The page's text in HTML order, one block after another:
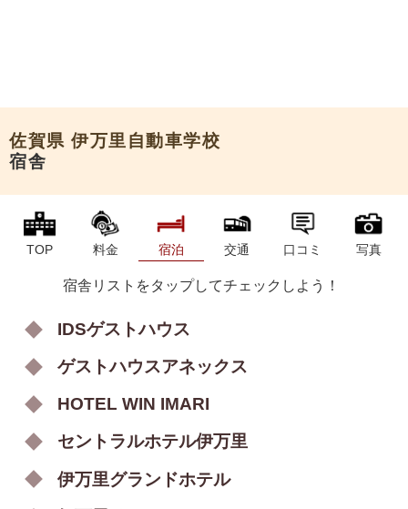
佐賀県 伊万里自動車学校
宿舎
TOP 料金 宿泊 交通 口コミ 写真
宿舎リストをタップしてチェックしよう！
IDSゲストハウス
ゲストハウスアネックス
HOTEL WIN IMARI
セントラルホテル伊万里
伊万里グランドホテル